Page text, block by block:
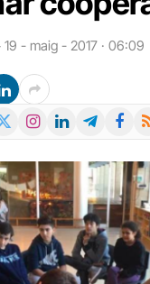
19 - maig - 2017 · 06:09
Instagram
LinkedInTelegram